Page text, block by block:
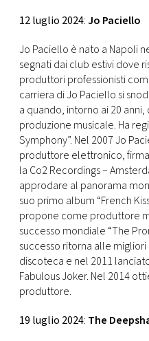
12 luglio 2024:Jo Paciello
Jo Paciello è nato a Napoli
segnati dai club estivi dove
produttori professionisti
carriera di Jo Paciello si
a quando, intorno ai 20
produzione musicale. Ha
Symphony”. Nel 2007 Jo
produttore elettronico,
la Co2 Recordings –
approdare al panorama
suo primo album “French
propone come produttore
successo mondiale “The
successo ritorna alle
discoteca e nel 2011
Fabulous Joker. Nel 2014
produttore.
19 luglio 2024: The